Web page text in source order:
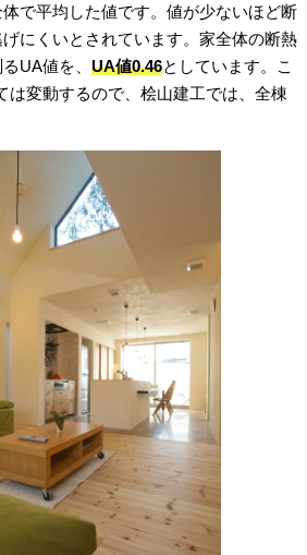
で平均した値です。値が少ないほど断
にくいとされています。家全体の断熱
UA値を、UA値0.46としています。こ
は変動するので、桧山建工では、全棟